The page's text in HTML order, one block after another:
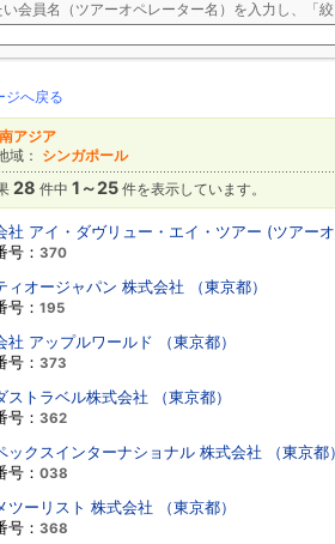
会員名（ツアーオペレーター名）を入力し、「
ジへ戻る
アジア
域： シンガポール
28 件中 1～25 件を表示しています。
社 アイ・ダヴリュー・エイ・ツアー (ツアー
号： 370
ィオージャパン 株式会社 （東京都）
号： 195
社 アップルワールド （東京都）
号： 373
ストラベル株式会社 （東京都）
号： 362
ックスインターナショナル 株式会社 （東京都）
号： 038
ツーリスト 株式会社 （東京都）
号： 368